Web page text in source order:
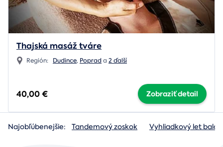
Thajská masáž tváre
Región: Dudince, Poprada 2 ďalší
40,00 € Zobraziť detail
Najobľúbenejšie: Tandemový zoskok Vyhliadkový let